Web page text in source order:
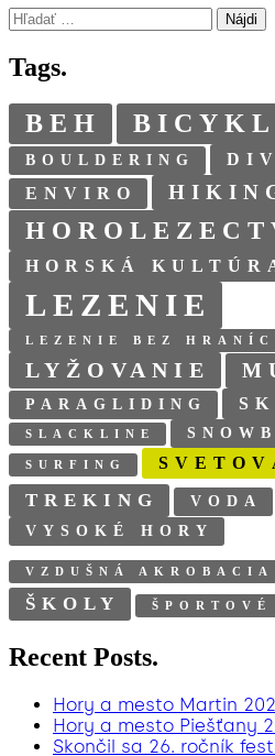
Hľadať:
Tags.
BEH
BOULDERING
ENVIRO
HORSKÁ
LEZENIE
LEZENIE BEZ HRANÍC
LYŽOVANIE
PARAGLIDING
SLACKLINE
SURFING
TREKING
VODA
VYSOKÉ HORY
VZDUŠNÁ AKROBACIA
ŠKOLY
Recent Posts.
Hory a mesto Martin
Hory a mesto Piešťany
Skončil sa 26. ročník